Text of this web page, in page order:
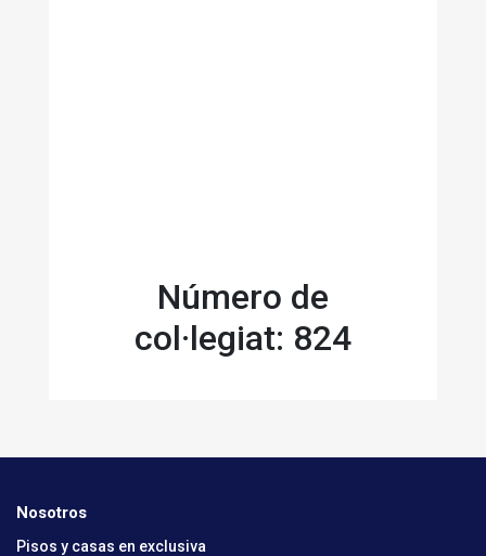
Número de
col·legiat: 824
Nosotros
Pisos y casas en exclusiva